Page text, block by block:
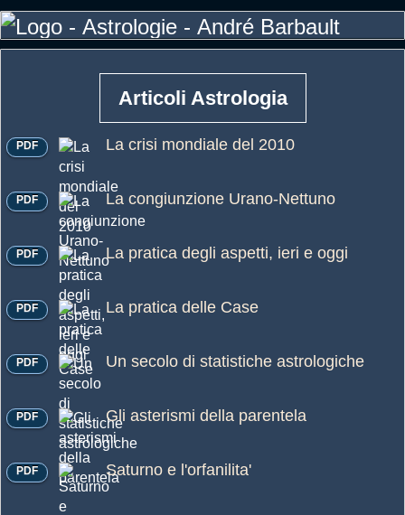
Articoli Astrologia
La crisi mondiale del 2010
PDF
La congiunzione Urano-Nettuno
PDF
La pratica degli aspetti, ieri e oggi
PDF
La pratica delle Case
PDF
Un secolo di statistiche astrologiche
PDF
Gli asterismi della parentela
PDF
Saturno e l'orfanilita'
PDF